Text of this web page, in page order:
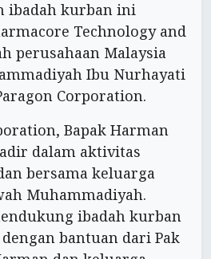
ibadah kurban ini
Technology and
perusahaan Malaysia
Ibu Nurhayati
Corporation.
Bapak Harman
dalam aktivitas
bersama keluarga
Muhammadiyah.
ibadah kurban
bantuan dari Pak